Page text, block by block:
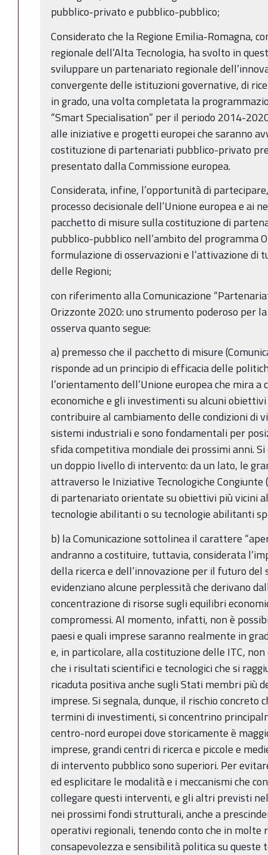
pubblico-privato e pubblico-pubblico;
Considerato che la Regione Emilia-Romagna,
regionale dell’Alta Tecnologia, ha svolto in
sviluppare un partenariato regionale
convergente delle istituzioni governative, di
in grado, una volta completata la
“Smart Specialisation” per il periodo 2014-
alle iniziative e progetti europei che saranno
costituzione di partenariati pubblico-privato
presentato dalla Commissione europea.
Considerata, infine, l’opportunità di
processo decisionale dell’Unione europea e ai
pacchetto di misure sulla costituzione di
pubblico-pubblico nell’ambito del programma
formulazione di osservazioni e l’attivazione di
delle Regioni;
con riferimento alla Comunicazione
Orizzonte 2020: uno strumento poderoso per la
osserva quanto segue:
a) premesso che il pacchetto di misure
risponde ad un principio di efficacia delle
l’orientamento dell’Unione europea che mira
economiche e gli investimenti su alcuni
contribuire al cambiamento delle condizioni di
sistemi industriali e sono fondamentali per
sfida competitiva mondiale dei prossimi anni.
un doppio livello di intervento: da un lato, le
attraverso le Iniziative Tecnologiche
di partenariato orientate su obiettivi più vicini
tecnologie abilitanti o su tecnologie abilitanti
b) la Comunicazione sottolinea il carattere
andranno a costituire, tuttavia, considerata
della ricerca e dell’innovazione per il futuro
evidenziano alcune perplessità che derivano
concentrazione di risorse sugli equilibri
compromessi. Al momento, infatti, non è
paesi e quali imprese saranno realmente in
e, in particolare, alla costituzione delle ITC,
che i risultati scientifici e tecnologici che si
ricaduta positiva anche sugli Stati membri più
imprese. Si segnala, dunque, il rischio concreto
termini di investimenti, si concentrino
centro-nord europei dove storicamente è
imprese, grandi centri di ricerca e piccole e
di intervento pubblico sono superiori. Per
ed esplicitare le modalità e i meccanismi che
collegare questi interventi, e gli altri previsti
nei prossimi fondi strutturali, anche a
operativi regionali, tenendo conto che in molte
consapevolezza e sensibilità politica su queste